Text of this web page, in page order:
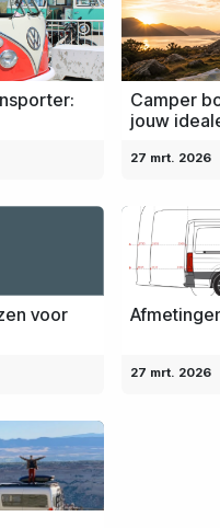
Camper
jouw
27 mrt. 2026
voor
27 mrt. 2026